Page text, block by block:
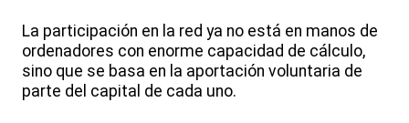
La participación en la red ya no está en manos de
ordenadores con enorme capacidad de cálculo,
sino que se basa en la aportación voluntaria de
parte del capital de cada uno.